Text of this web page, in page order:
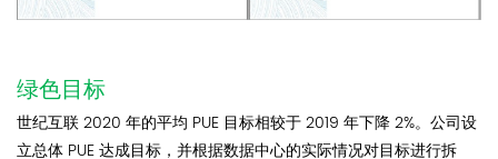
绿色目标
世纪互联 2020 年的平均 PUE 目标相较于 2019 年下降 2%。公司设
立总体 PUE 达成目标，并根据数据中心的实际情况对目标进行拆